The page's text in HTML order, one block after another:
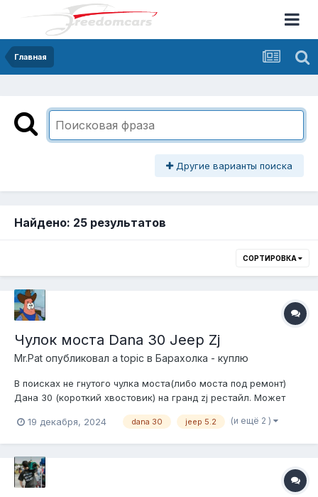
Главная
Другие варианты поиска
Найдено: 25 результатов
СОРТИРОВКА
Чулок моста Dana 30 Jeep Zj
Mr.Pat опубликовал a topic в Барахолка - куплю
В поисках не гнутого чулка моста(либо моста под ремонт)
Дана 30 (короткий хвостовик) на гранд zj рестайл. Может
19 декабря, 2024
dana 30 jeep 5.2 (и ещё 2 )